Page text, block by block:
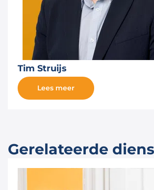
Tim Struijs
Lees meer
Gerelateerde